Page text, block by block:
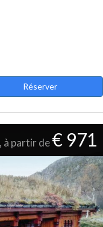
Réserver
à partir de€ 971